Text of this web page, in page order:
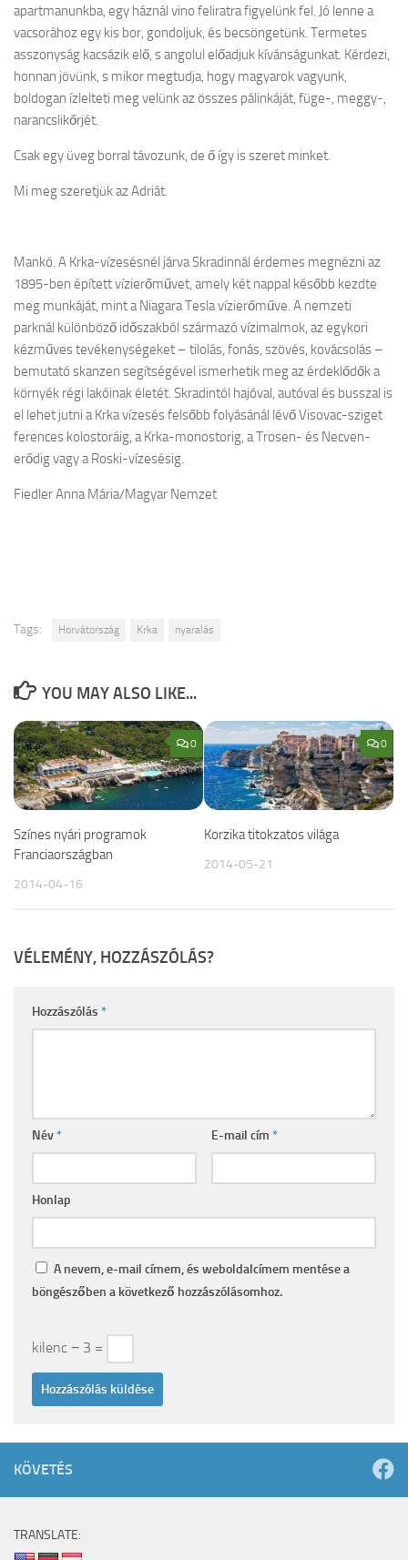
apartmanunkba, egy háznál vino feliratra figyelünk fel. Jó lenne a
vacsorához egy kis bor, gondoljuk, és becsöngetünk. Termetes
asszonyság kacsázik elő, s angolul előadjuk kívánságunkat. Kérdezi,
honnan jövünk, s mikor megtudja, hogy magyarok vagyunk,
boldogan ízlelteti meg velünk az összes pálinkáját, füge-, meggy-,
narancslikőrjét.
Csak egy üveg borral távozunk, de ő így is szeret minket.
Mi meg szeretjük az Adriát.
Mankó. A Krka-vízesésnél járva Skradinnál érdemes megnézni az
1895-ben épített vízierőművet, amely két nappal később kezdte
meg munkáját, mint a Niagara Tesla vízierőműve. A nemzeti
parknál különböző időszakból származó vízimalmok, az egykori
kézműves tevékenységeket – tilolás, fonás, szövés, kovácsolás –
bemutató skanzen segítségével ismerhetik meg az érdeklődők a
környék régi lakóinak életét. Skradintól hajóval, autóval és busszal is
el lehet jutni a Krka vízesés felsőbb folyásánál lévő Visovac-sziget
ferences kolostoráig, a Krka-monostorig, a Trosen- és Necven-
erődig vagy a Roski-vízesésig.
Fiedler Anna Mária/Magyar Nemzet
Tags: Horvátország Krka nyaralás
YOU MAY ALSO LIKE...
0
Színes nyári programok
Franciaországban
2014-04-16
0
Korzika titokzatos világa
2014-05-21
VÉLEMÉNY, HOZZÁSZÓLÁS?
Hozzászólás *
Név* E-mail cím *
Honlap
A nevem, e-mail címem, és weboldalcímem mentése a
böngészőben a következő hozzászólásomhoz.
kilenc − 3 =
KÖVETÉS
TRANSLATE: